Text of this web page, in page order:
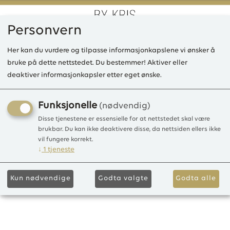
0
KBMarie lang kjole Tulle, C9
Steel Blue, 22
Personvern
Her kan du vurdere og tilpasse informasjonkapslene vi ønsker å
bruke på dette nettstedet. Du bestemmer! Aktiver eller
deaktiver informasjonkapsler etter eget ønske.
Funksjonelle (nødvendig)
Disse tjenestene er essensielle for at nettstedet skal være
brukbar. Du kan ikke deaktivere disse, da nettsiden ellers ikke
vil fungere korrekt.
↓ 1 tjeneste
Kun nødvendige Godta valgte Godta alle